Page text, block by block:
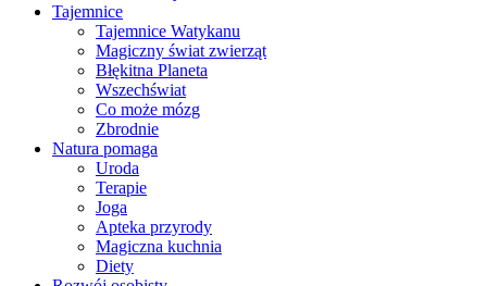
Tajemnice
Tajemnice Watykanu
Magiczny świat zwierząt
Błękitna Planeta
Wszechświat
Co może mózg
Zbrodnie
Natura pomaga
Uroda
Terapie
Joga
Apteka przyrody
Magiczna kuchnia
Diety